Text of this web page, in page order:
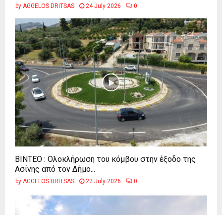
by AGGELOS DRITSAS 24 July 2026 0
ΒΙΝΤΕΟ : Ολοκλήρωση του κόμβου στην έξοδο της
Ασίνης από τον Δήμο...
by AGGELOS DRITSAS 22 July 2026 0